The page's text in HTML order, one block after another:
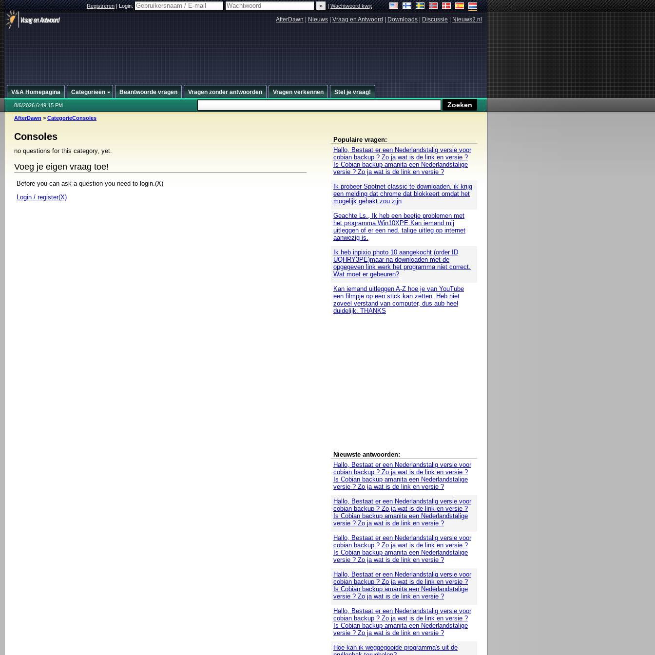
Registreren|Login: |Wachtwoord kwijt
AfterDawn Nieuws Vraag en Antwoord Downloads Discussie Nieuws2.nl
V&A Homepagina Categorieën Beantwoorde vragen Vragen zonder antwoorden Vragen verkennen Stel je vraag!
8/6/2026 6:49:15 PM
AfterDawn > CategorieConsoles
Consoles
no questions for this category, yet.
Voeg je eigen vraag toe!
Before you can ask a question you need to login.(X)
Login / register(X)
Populaire vragen:
Hallo, Bestaat er een Nederlandstalig versie voor
cobian backup ? Zo ja wat is de link en versie ?
Is Cobian backup amanita een Nederlandstalige
versie ? Zo ja wat is de link en versie ?
Ik probeer Spotnet classic te downloaden. ik krijg
een melding dat chrome dat blokkeert omdat het
mogelijk gehakt zou zijn
Geachte Ls., Ik heb een beetje problemen met
het programma Win10XPE.Kan iemand mij
uitleggen of er een ned. talige uitleg op internet
aanwezig is.
Ik heb inpixio photo 10 aangekocht (order ID
UQHRY3PE)maar na downloaden met de
opgegeven link werk het programma niet correct.
Wat moet er gebeuren?
Kan iemand uitleggen A-Z hoe je van YouTube
een filmpje op een stick kan zetten. Heb niet
zoveel verstand van computer, dus aub heel
duidelijk. THANKS
Nieuwste antwoorden:
Hallo, Bestaat er een Nederlandstalig versie voor
cobian backup ? Zo ja wat is de link en versie ?
Is Cobian backup amanita een Nederlandstalige
versie ? Zo ja wat is de link en versie ?
Hallo, Bestaat er een Nederlandstalig versie voor
cobian backup ? Zo ja wat is de link en versie ?
Is Cobian backup amanita een Nederlandstalige
versie ? Zo ja wat is de link en versie ?
Hallo, Bestaat er een Nederlandstalig versie voor
cobian backup ? Zo ja wat is de link en versie ?
Is Cobian backup amanita een Nederlandstalige
versie ? Zo ja wat is de link en versie ?
Hallo, Bestaat er een Nederlandstalig versie voor
cobian backup ? Zo ja wat is de link en versie ?
Is Cobian backup amanita een Nederlandstalige
versie ? Zo ja wat is de link en versie ?
Hallo, Bestaat er een Nederlandstalig versie voor
cobian backup ? Zo ja wat is de link en versie ?
Is Cobian backup amanita een Nederlandstalige
versie ? Zo ja wat is de link en versie ?
Hoe kan ik weggegooide programma's uit de